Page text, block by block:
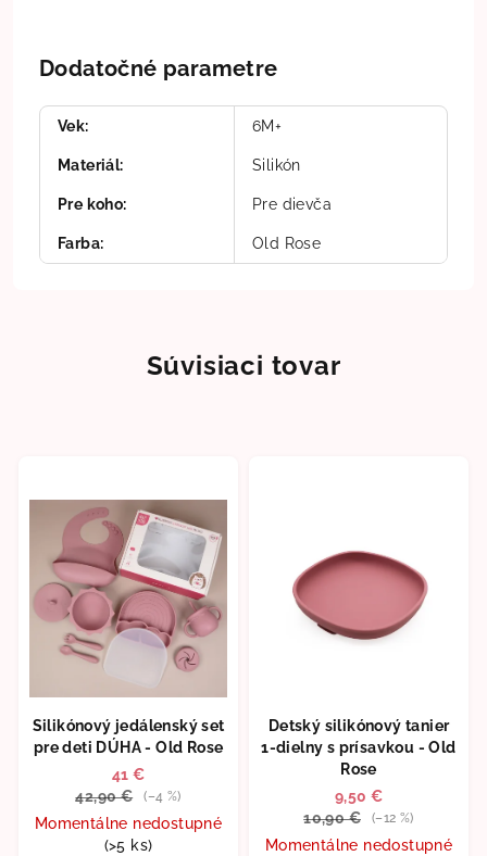
Dodatočné parametre
Vek: 6M+
Materiál: Silikón
Pre koho: Pre dievča
Farba: Old Rose
Súvisiaci tovar
Silikónový jedálenský set
pre deti DÚHA - Old Rose
41 €
42,90 €
(–4 %)
Momentálne nedostupné
(>5 ks)
Detský silikónový tanier
1-dielny s prísavkou - Old
Rose
9,50 €
10,90 €
(–12 %)
Momentálne nedostupné